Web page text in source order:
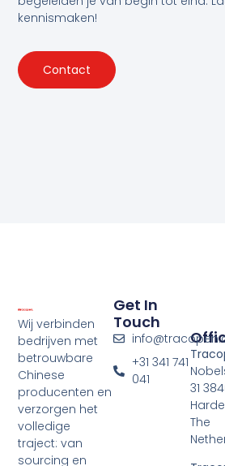
kennismaken!
Contact
Wij verbinden
bedrijven met
betrouwbare
Chinese
producenten en
verzorgen het
volledige
traject: van
sourcing en
31
The
Get In
Touch
+31 341 741
041